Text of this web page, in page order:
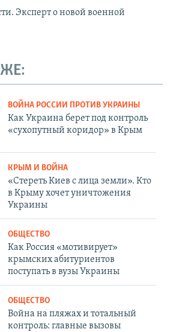
Эксперт о новой военной
ВОЙНА РОССИИ ПРОТИВ УКРАИНЫ
Как Украина берет под контроль
«сухопутный коридор» в Крым
КРЫМ И ВОЙНА
«Стереть Киев с лица земли». Кто
в Крыму хочет уничтожения
Украины
ОБЩЕСТВО
Как Россия «мотивирует»
крымских абитуриентов
поступать в вузы Украины
ОБЩЕСТВО
Война на пляжах и тотальный
контроль: главные вызовы